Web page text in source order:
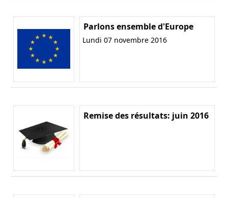
Parlons ensemble d'Europe
Lundi 07 novembre 2016
Remise des résultats: juin 2016